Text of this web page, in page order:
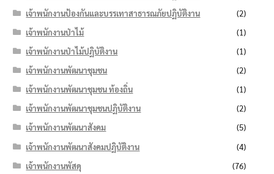
เจ้าพนักงานป้องกันและบรรเทาสาธารณภัยปฏิบัติงาน
(2)
เจ้าพนักงานป่าไม้
(1)
เจ้าพนักงานป่าไม้ปฏิบัติงาน
(1)
เจ้าพนักงานพัฒนาชุมชน
(2)
เจ้าพนักงานพัฒนาชุมชน ท้องถิ่น
(1)
เจ้าพนักงานพัฒนาชุมชนปฏิบัติงาน
(2)
เจ้าพนักงานพัฒนาสังคม
(5)
เจ้าพนักงานพัฒนาสังคมปฏิบัติงาน
(4)
เจ้าพนักงานพัสดุ
(76)